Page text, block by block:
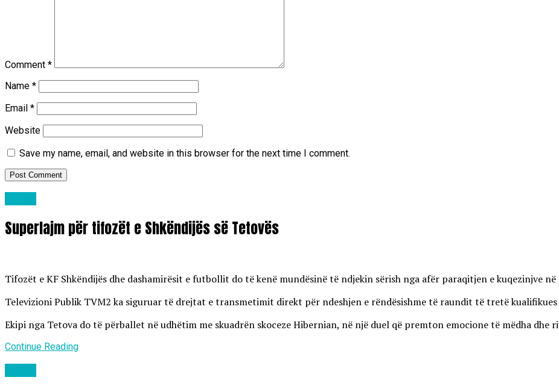
Comment *
Name *
Email *
Website
Save my name, email, and website in this browser for the next time I comment.
Superlajm për tifozët e Shkëndijës së Tetovës
Tifozët e KF Shkëndijës dhe dashamirësit e futbollit do të kenë mundësinë të ndjekin sërish nga afër paraqitjen e kuqezinjve në
Televizioni Publik TVM2 ka siguruar të drejtat e transmetimit direkt për ndeshjen e rëndësishme të raundit të tretë kualifikues
Ekipi nga Tetova do të përballet në udhëtim me skuadrën skoceze Hibernian, në një duel që premton emocione të mëdha
Continue Reading